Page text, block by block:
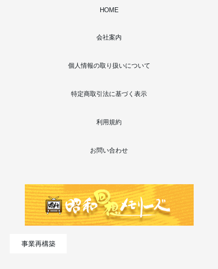
HOME
会社案内
個人情報の取り扱いについて
特定商取引法に基づく表示
利用規約
お問い合わせ
事業再構築